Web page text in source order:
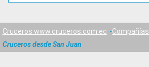
Cruceros www.cruceros.com.ec Compañías
Cruceros desde San Juan